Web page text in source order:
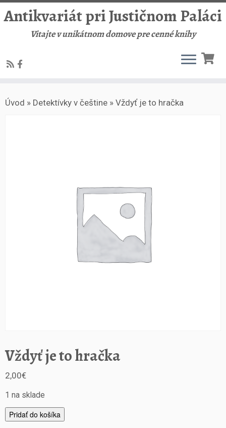
to
Antikvariát pri Justičnom Paláci
Vitajte v unikátnom domove pre cenné knihy
Úvod » Detektívky v češtine » Vždyť je to hračka
Vždyť je to hračka
2,00€
1 na sklade
m
n
Pridať do košíka